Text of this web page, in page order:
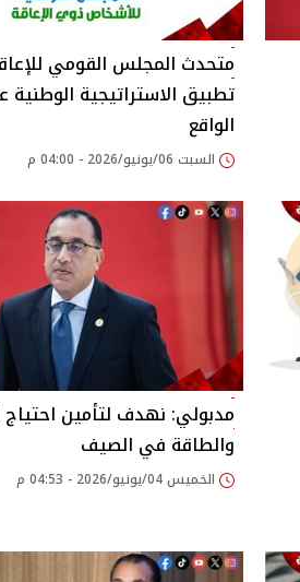
متحدث المجلس القومي
تطبيق الاستراتيجية
الواقع
السبت 06/يونيو/2026 - 04:00 م
مدبولي: نهدف لتأمين احتياج
والطاقة في الصيف
الخميس 04/يونيو/2026 - 04:53 م